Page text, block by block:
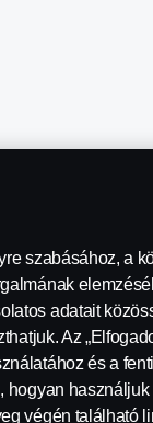
Lépjen
szabásához, a
adatait
Az
és a
hogyan
végén található